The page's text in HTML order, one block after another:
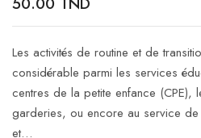
Les activités de routine et de
considérable parmi les services
centres de la petite enfance (CPE),
garderies, ou encore au service
et…